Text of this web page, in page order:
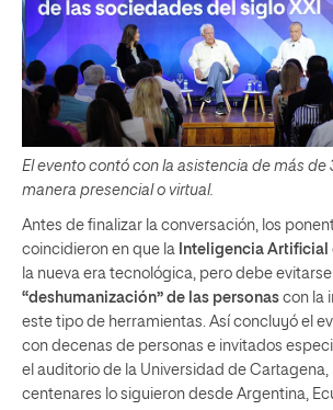
El evento contó con la asistencia de más de
manera presencial o virtual.
Antes de finalizar la conversación, los
coincidieron en que la Inteligencia Artificial
la nueva era tecnológica, pero debe
“deshumanización” de las personas con la
este tipo de herramientas. Así concluyó el
con decenas de personas e invitados
el auditorio de la Universidad de
centenares lo siguieron desde Argentina,